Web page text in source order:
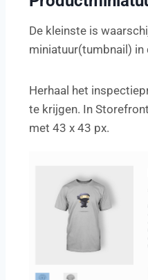
De kleinste is
miniatuur(tumbnail)
Herhaal het
te krijgen. In
met 43 x 43 px.